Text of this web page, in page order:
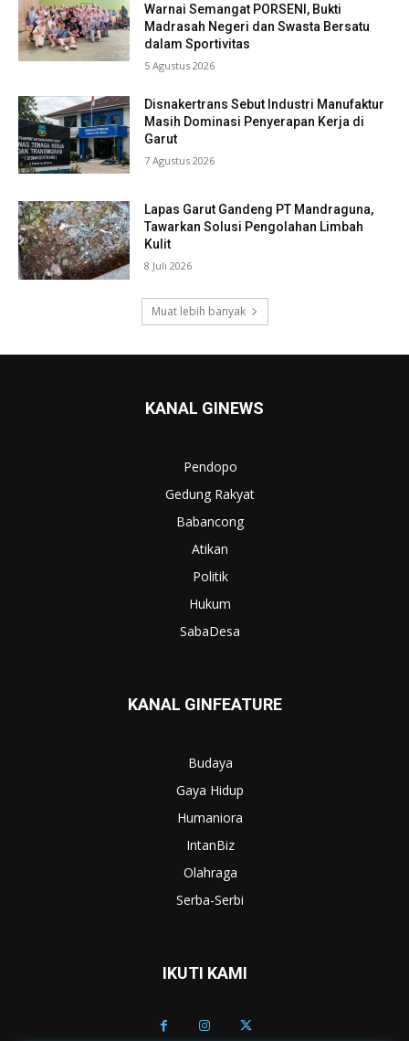
Warnai Semangat PORSENI, Bukti
Madrasah Negeri dan Swasta Bersatu
dalam Sportivitas
5 Agustus 2026
Disnakertrans Sebut Industri Manufaktur
Masih Dominasi Penyerapan Kerja di
Garut
7 Agustus 2026
Lapas Garut Gandeng PT Mandraguna,
Tawarkan Solusi Pengolahan Limbah
Kulit
8 Juli 2026
Muat lebih banyak
KANAL GINEWS
Pendopo
Gedung Rakyat
Babancong
Atikan
Politik
Hukum
SabaDesa
KANAL GINFEATURE
Budaya
Gaya Hidup
Humaniora
IntanBiz
Olahraga
Serba-Serbi
IKUTI KAMI